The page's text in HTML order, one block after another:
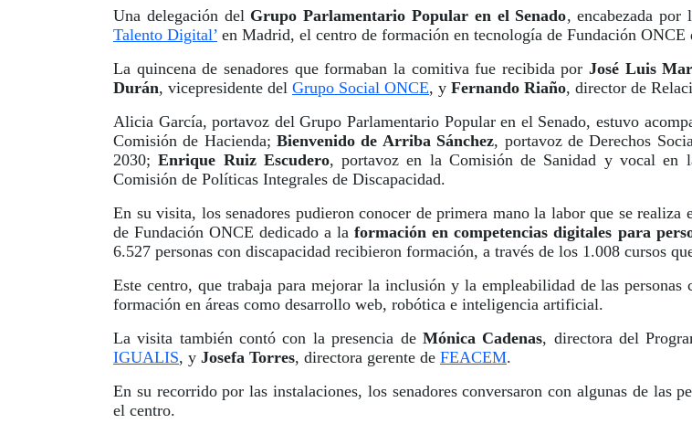
Una delegación del Grupo Parlamentario Popular en el Senado, encabezada por
Talento Digital’ en Madrid, el centro de formación en tecnología de Fundación ONCE
La quincena de senadores que formaban la comitiva fue recibida porJosé Luis
Durán, vicepresidente del Grupo Social ONCE, y Fernando Riaño, director de
Alicia García, portavoz del Grupo Parlamentario Popular en el Senado, estuvo
Comisión de Hacienda;Bienvenido de Arriba Sánchez, portavoz de Derechos
2030;Enrique Ruiz Escudero, portavoz en la Comisión de Sanidad y vocal en
Comisión de Políticas Integrales de Discapacidad.
En su visita, los senadores pudieron conocer de primera mano la labor que se realiza
de Fundación ONCE dedicado a laformación en competencias digitales para
6.527 personas con discapacidad recibieron formación, a través de los 1.008 cursos
Este centro, que trabaja para mejorar la inclusión y la empleabilidad de las
formación en áreas como desarrollo web, robótica e inteligencia artificial.
La visita también contó con la presencia de Mónica Cadenas, directora del
IGUALIS, y Josefa Torres, directora gerente de FEACEM.
En su recorrido por las instalaciones, los senadores conversaron con algunas de las
el centro.